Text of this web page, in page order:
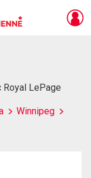
LePage
Winnipeg